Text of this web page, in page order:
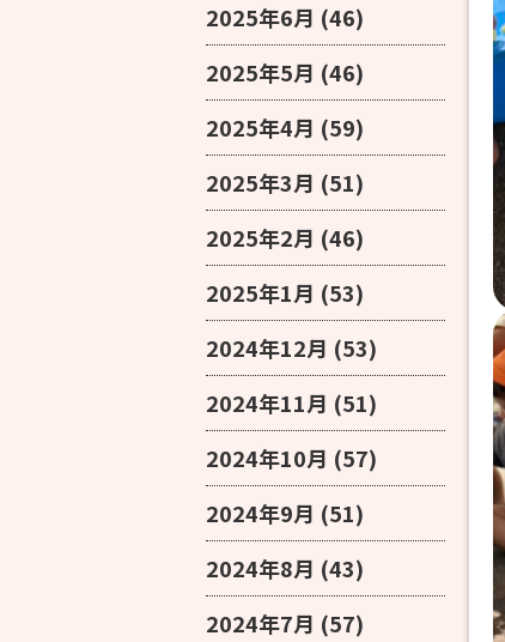
2025年6月 (46)
2025年5月 (46)
2025年4月 (59)
2025年3月 (51)
2025年2月 (46)
2025年1月 (53)
2024年12月 (53)
2024年11月 (51)
2024年10月 (57)
2024年9月 (51)
2024年8月 (43)
2024年7月 (57)